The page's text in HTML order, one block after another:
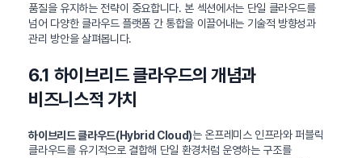
품질을 유지하는 전략이 중요합니다. 본 섹션에서는 단일 클라우드를
넘어 다양한 클라우드 플랫폼 간 통합을 이끌어내는 기술적 방향성과
관리 방안을 살펴봅니다.
6.1 하이브리드 클라우드의 개념과
비즈니스적 가치
하이브리드 클라우드(Hybrid Cloud)는 온프레미스 인프라와 퍼블릭
클라우드를 유기적으로 결합해 단일 환경처럼 운영하는 구조를